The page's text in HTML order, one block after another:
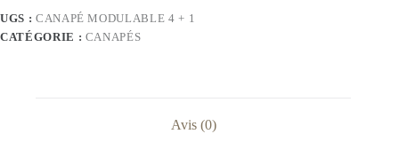
UGS : CANAPÉ MODULABLE 4 + 1
CATÉGORIE : CANAPÉS
Avis (0)